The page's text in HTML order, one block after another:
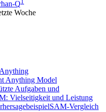
Q
Woche
Anything Model
Aufgaben und
Vielseitigkeit und Leistung
SAM-Vergleich